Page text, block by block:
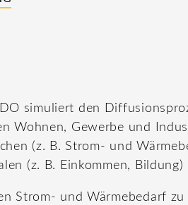
simuliert den
Wohnen, Gewerbe und
(z. B. Strom- und
(z. B. Einkommen,
Strom- und Wärmebedarf